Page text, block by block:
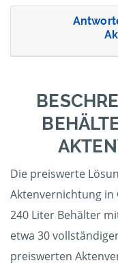
Die preiswerte
Aktenvernichtung in
240 Liter Behälter
etwa 30
preiswerten